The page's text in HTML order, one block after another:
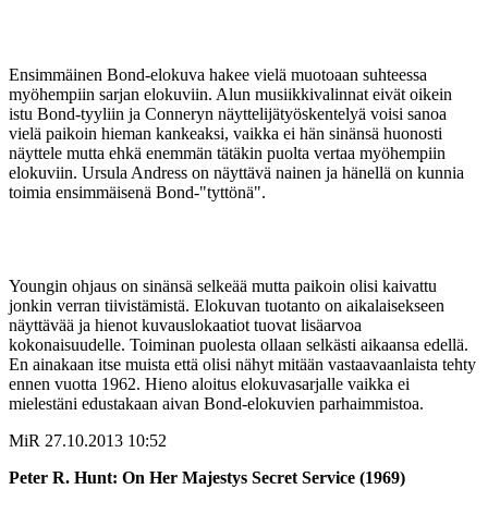
Ensimmäinen Bond-elokuva hakee vielä muotoaan suhteessa
myöhempiin sarjan elokuviin. Alun musiikkivalinnat eivät oikein
istu Bond-tyyliin ja Conneryn näyttelijätyöskentelyä voisi sanoa
vielä paikoin hieman kankeaksi, vaikka ei hän sinänsä huonosti
näyttele mutta ehkä enemmän tätäkin puolta vertaa myöhempiin
elokuviin. Ursula Andress on näyttävä nainen ja hänellä on kunnia
toimia ensimmäisenä Bond-"tyttönä".
Youngin ohjaus on sinänsä selkeää mutta paikoin olisi kaivattu
jonkin verran tiivistämistä. Elokuvan tuotanto on aikalaisekseen
näyttävää ja hienot kuvauslokaatiot tuovat lisäarvoa
kokonaisuudelle. Toiminan puolesta ollaan selkästi aikaansa edellä.
En ainakaan itse muista että olisi nähyt mitään vastaavaanlaista tehty
ennen vuotta 1962. Hieno aloitus elokuvasarjalle vaikka ei
mielestäni edustakaan aivan Bond-elokuvien parhaimmistoa.
MiR 27.10.2013 10:52
Peter R. Hunt: On Her Majestys Secret Service (1969)